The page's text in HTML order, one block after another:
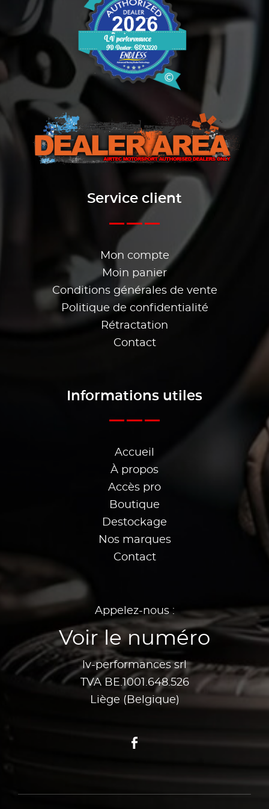
Service client
Mon compte
Moin panier
Conditions générales de vente
Politique de confidentialité
Rétractation
Contact
Informations utiles
Accueil
À propos
Accès pro
Boutique
Destockage
Nos marques
Contact
Appelez-nous :
Voir le numéro
lv-performances srl
TVA BE.1001.648.526
Liège (Belgique)